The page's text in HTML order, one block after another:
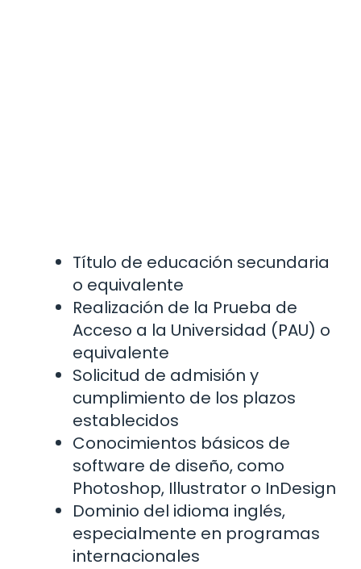
Título de educación secundaria
o equivalente
Realización de la Prueba de
Acceso a la Universidad (PAU) o
equivalente
Solicitud de admisión y
cumplimiento de los plazos
establecidos
Conocimientos básicos de
software de diseño, como
Photoshop, Illustrator o InDesign
Dominio del idioma inglés,
especialmente en programas
internacionales